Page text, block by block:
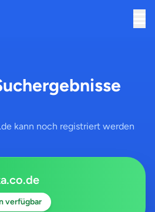
kann noch registriert werden
verfügbar